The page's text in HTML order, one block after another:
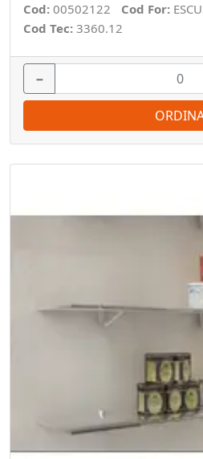
Cod: 00502122 Cod For:
Cod Tec: 3360.12
−